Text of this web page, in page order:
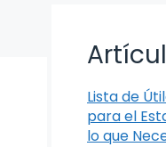
Lista de
para el
lo que